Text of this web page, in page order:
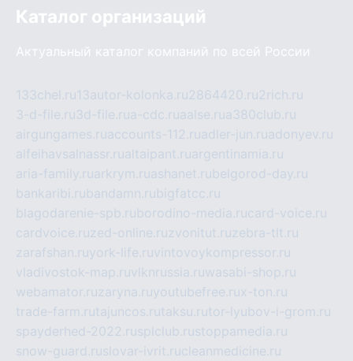
Каталог организаций
Актуальный каталог компаний по всей России
133chel.ru13autor-kolonka.ru2864420.ru2rich.ru
3-d-file.ru3d-file.rua-cdc.ruaalse.rua380club.ru
airgungames.ruaccounts-112.ruadler-jun.ruadonyev.ru
alfeihavsalnassr.rualtaipant.ruargentinamia.ru
aria-family.ruarkrym.ruashanet.rubelgorod-day.ru
bankaribi.rubandamn.rubigfatcc.ru
blagodarenie-spb.ruborodino-media.rucard-voice.ru
cardvoice.ruzed-online.ruzvonitut.ruzebra-tlt.ru
zarafshan.ruyork-life.ruvintovoykompressor.ru
vladivostok-map.ruvlknrussia.ruwasabi-shop.ru
webamator.ruzaryna.ruyoutubefree.rux-ton.ru
trade-farm.rutajuncos.rutaksu.rutor-lyubov-i-grom.ru
spayderhed-2022.rusplclub.rustoppamedia.ru
snow-guard.ruslovar-ivrit.rucleanmedicine.ru